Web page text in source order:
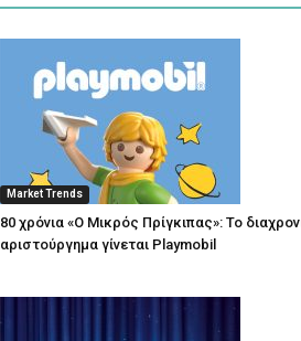
Market Trends
80 χρόνια «Ο Μικρός Πρίγκιπας»: Το
αριστούργημα γίνεται Playmobil